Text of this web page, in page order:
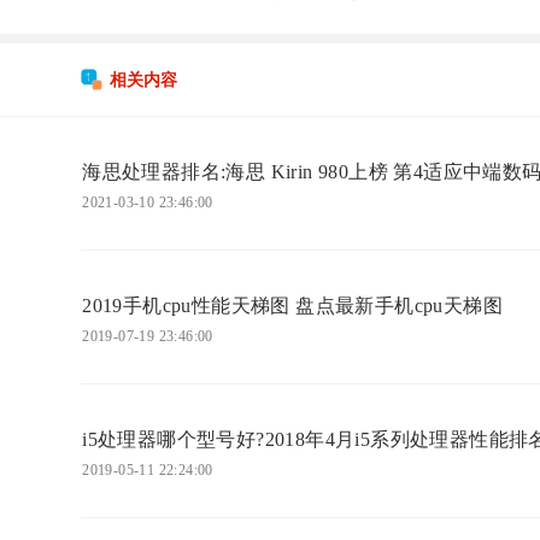
相关内容
海思处理器排名:海思 Kirin 980上榜 第4适应中端数
2021-03-10 23:46:00
2019手机cpu性能天梯图 盘点最新手机cpu天梯图
2019-07-19 23:46:00
i5处理器哪个型号好?2018年4月i5系列处理器性能排
2019-05-11 22:24:00